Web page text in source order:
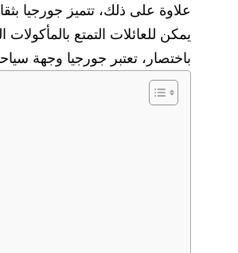
علاوة على ذلك، تتميز جورجيا
يمكن للعائلات التمتع
باختصار، تعتبر جورجيا وجهة